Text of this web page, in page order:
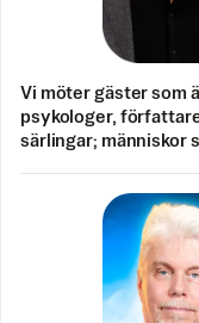
Vi möter gäster som
psykologer,
särlingar; människor